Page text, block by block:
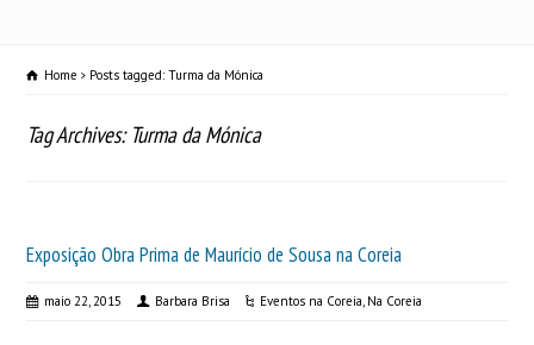
Home Posts tagged: Turma da Mónica
Tag Archives: Turma da Mónica
Exposição Obra Prima de Maurício de Sousa na Coreia
maio 22, 2015 Barbara Brisa Eventos na Coreia, Na Coreia